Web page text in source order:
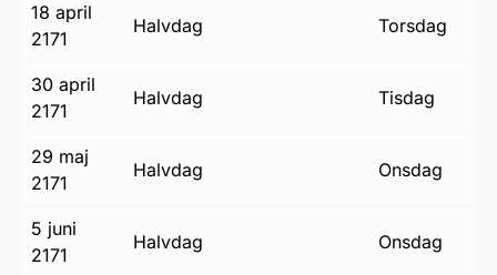
18 april
2171
halvdag torsdag
30 april
2171
halvdag tisdag
29 maj
2171
halvdag onsdag
5 juni
2171
halvdag onsdag